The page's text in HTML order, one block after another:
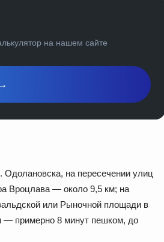
на нашем сайте
Одолановска, на пересечении улиц
Вроцлава — около 9,5 км; на
или Рыночной площади в
— примерно 8 минут пешком, до